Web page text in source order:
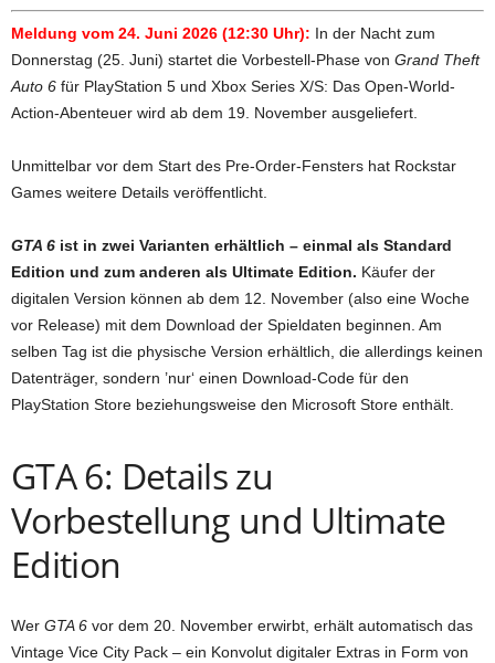
Meldung vom 24. Juni 2026 (12:30 Uhr): In der Nacht zum
Donnerstag (25. Juni) startet die Vorbestell-Phase von Grand Theft
Auto 6 für PlayStation 5 und Xbox Series X/S: Das Open-World-
Action-Abenteuer wird ab dem 19. November ausgeliefert.
Unmittelbar vor dem Start des Pre-Order-Fensters hat Rockstar
Games weitere Details veröffentlicht.
GTA 6 ist in zwei Varianten erhältlich – einmal als Standard
Edition und zum anderen als Ultimate Edition. Käufer der
digitalen Version können ab dem 12. November (also eine Woche
vor Release) mit dem Download der Spieldaten beginnen. Am
selben Tag ist die physische Version erhältlich, die allerdings keinen
Datenträger, sondern ’nur‘ einen Download-Code für den
PlayStation Store beziehungsweise den Microsoft Store enthält.
GTA 6: Details zu
Vorbestellung und Ultimate
Edition
Wer GTA 6 vor dem 20. November erwirbt, erhält automatisch das
Vintage Vice City Pack – ein Konvolut digitaler Extras in Form von